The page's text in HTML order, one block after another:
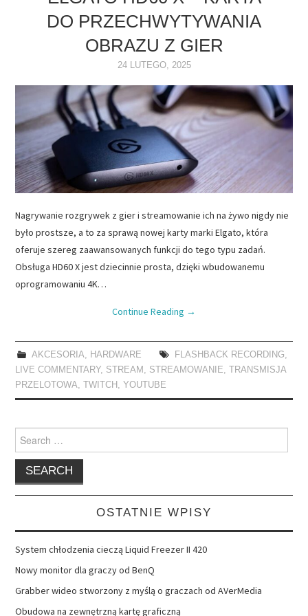
NAPĘDY
OPROGRAMOWANIE
INTERNET
DO PRZECHWYTYWANIA
OBRAZU Z GIER
24 LUTEGO, 2025
Nagrywanie rozgrywek z gier i streamowanie ich na żywo nigdy nie
było prostsze, a to za sprawą nowej karty marki Elgato, która
oferuje szereg zaawansowanych funkcji do tego typu zadań.
Obsługa HD60 X jest dziecinnie prosta, dzięki wbudowanemu
oprogramowaniu 4K…
Continue Reading →
AKCESORIA, HARDWARE FLASHBACK RECORDING,
LIVE COMMENTARY, STREAM , STREAMOWANIE,
TRANSMISJA
PRZELOTOWA, TWITCH , YOUTUBE
Search
for:
OSTATNIE WPISY
System chłodzenia cieczą Liquid Freezer II 420
Nowy monitor dla graczy od BenQ
Grabber wideo stworzony z myślą o graczach od AVerMedia
Obudowa na zewnętrzną kartę graficzną